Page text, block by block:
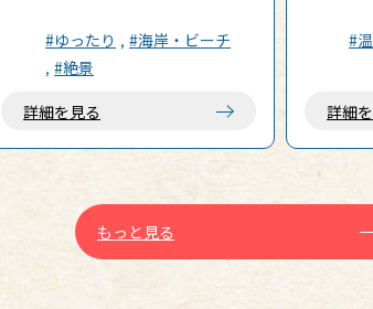
ずアクセルを踏む足が怯むような、
心細い道を進んでいく。 辿り着いた
のは、八丈富士の山麓、真っ黒な溶
岩台地が剥き出しになった海岸線。
画好き、特にあの眼鏡の少年探偵の
ファンにとっては、文字通り「聖地
中の聖地」だ。 劇場版『名探偵コナ
丈島近海が舞台となったあの作品
#ゆったり
#海岸・ビーチ
#絶景
詳細を見る
立派な
だ。 ただし、ここは少しルールが特
殊だ。 「
須」。
不可。体
く、海パ
#
詳細
もっと見る